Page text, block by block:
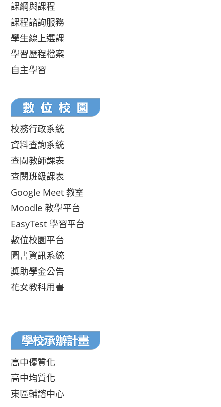
課綱與課程
課程諮詢服務
學生線上選課
學習歷程檔案
自主學習
校務行政系統
資料查詢系統
查閱教師課表
查閱班級課表
Google Meet 教室
Moodle 教學平台
EasyTest 學習平台
數位校園平台
圖書資訊系統
獎助學金公告
花女教科用書
高中優質化
高中均質化
東區輔諮中心